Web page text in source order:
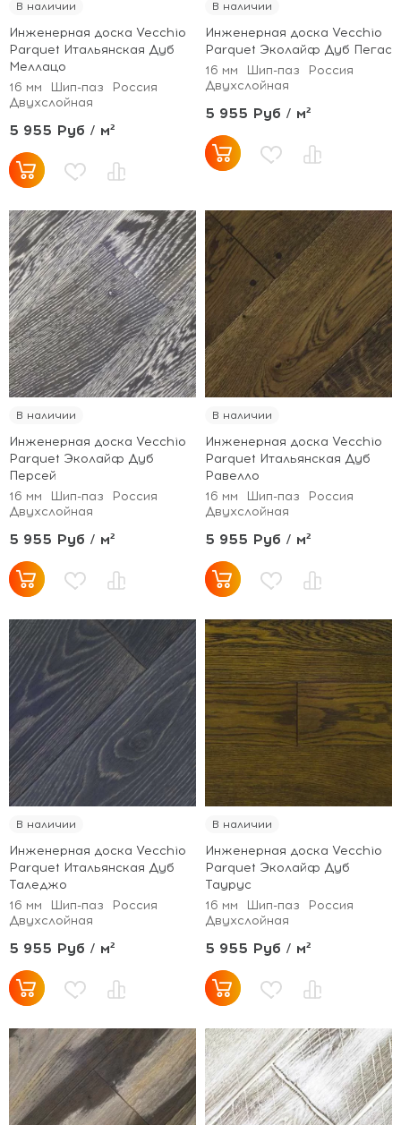
В наличии
Инженерная доска Vecchio
Parquet Итальянская Дуб
Меллацо
16 мм
Шип-паз
Россия
Двухслойная
5 955 Руб / м²
В наличии
Инженерная доска Vecchio
Parquet Эколайф Дуб Пегас
16 мм
Шип-паз
Россия
Двухслойная
5 955 Руб / м²
В наличии
Инженерная доска Vecchio
Parquet Эколайф Дуб
Персей
16 мм
Шип-паз
Россия
Двухслойная
5 955 Руб / м²
В наличии
Инженерная доска Vecchio
Parquet Итальянская Дуб
Равелло
16 мм
Шип-паз
Россия
Двухслойная
5 955 Руб / м²
В наличии
Инженерная доска Vecchio
Parquet Итальянская Дуб
Таледжо
16 мм
Шип-паз
Россия
Двухслойная
5 955 Руб / м²
В наличии
Инженерная доска Vecchio
Parquet Эколайф Дуб
Таурус
16 мм
Шип-паз
Россия
Двухслойная
5 955 Руб / м²